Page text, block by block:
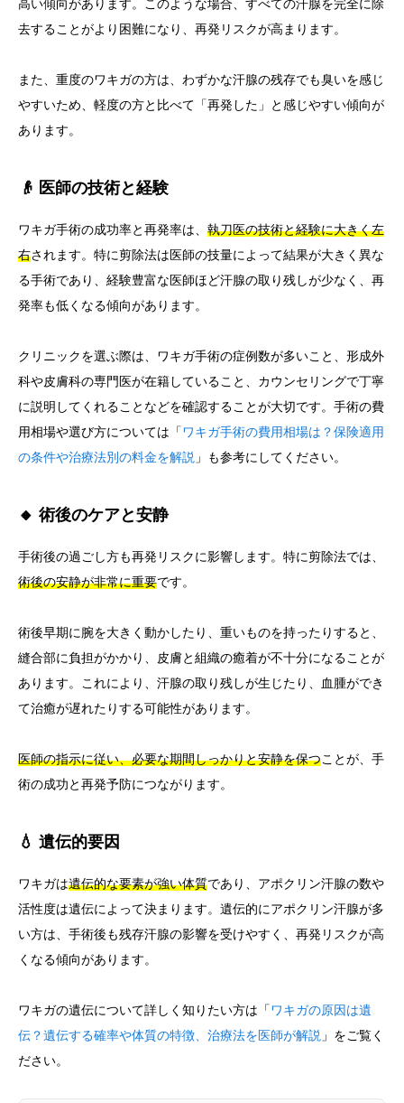
高い傾向があります。このような場合、すべての汗腺を完全に除
去することがより困難になり、再発リスクが高まります。
また、重度のワキガの方は、わずかな汗腺の残存でも臭いを感じ
やすいため、軽度の方と比べて「再発した」と感じやすい傾向が
あります。
👴 医師の技術と経験
ワキガ手術の成功率と再発率は、 執刀医の技術と経験に大きく左
右されます。特に剪除法は医師の技量によって結果が大きく異な
る手術であり、経験豊富な医師ほど汗腺の取り残しが少なく、再
発率も低くなる傾向があります。
クリニックを選ぶ際は、ワキガ手術の症例数が多いこと、形成外
科や皮膚科の専門医が在籍していること、カウンセリングで丁寧
に説明してくれることなどを確認することが大切です。手術の費
用相場や選び方については「ワキガ手術の費用相場は？保険適用
の条件や治療法別の料金を解説 」も参考にしてください。
🔸 術後のケアと安静
手術後の過ごし方も再発リスクに影響します。特に剪除法では、
術後の安静が非常に重要です。
術後早期に腕を大きく動かしたり、重いものを持ったりすると、
縫合部に負担がかかり、皮膚と組織の癒着が不十分になることが
あります。これにより、汗腺の取り残しが生じたり、血腫ができ
て治癒が遅れたりする可能性があります。
医師の指示に従い、必要な期間しっかりと安静を保つことが、手
術の成功と再発予防につながります。
💧 遺伝的要因
ワキガは遺伝的な要素が強い体質であり、アポクリン汗腺の数や
活性度は遺伝によって決まります。遺伝的にアポクリン汗腺が多
い方は、手術後も残存汗腺の影響を受けやすく、再発リスクが高
くなる傾向があります。
ワキガの遺伝について詳しく知りたい方は「ワキガの原因は遺
伝？遺伝する確率や体質の特徴、治療法を医師が解説 」をご覧く
ださい。